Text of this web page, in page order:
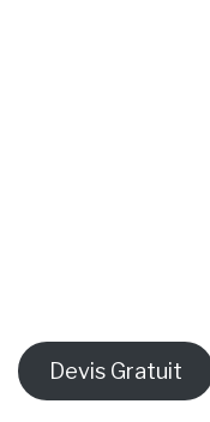
Devis Gratuit